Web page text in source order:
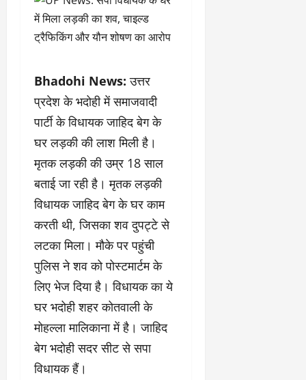
Bhadohi News:उत्तर
प्रदेश के भदोही में समाजवादी
पार्टी के विधायक जाहिद बेग के
घर लड़की की लाश मिली है।
मृतक लड़की की उम्र 18 साल
बताई जा रही है। मृतक लड़की
विधायक जाहिद बेग के घर काम
करती थी, जिसका शव दुपट्टे से
लटका मिला। मौके पर पहुंची
पुलिस ने शव को पोस्टमार्टम के
लिए भेज दिया है। विधायक का ये
घर भदोही शहर कोतवाली के
मोहल्ला मालिकाना में है। जाहिद
बेग भदोही सदर सीट से सपा
विधायक हैं।